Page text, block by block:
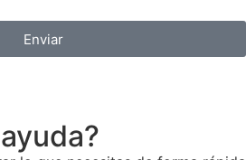
Enviar